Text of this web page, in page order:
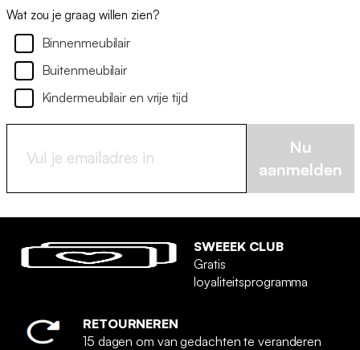
Wat zou je graag willen zien?
Binnenmeubilair
Buitenmeubilair
Kindermeubilair en vrije tijd
Nu
aanmelden
SWEEEK CLUB
Gratis
loyaliteitsprogramma
RETOURNEREN
15 dagen om van gedachten te veranderen